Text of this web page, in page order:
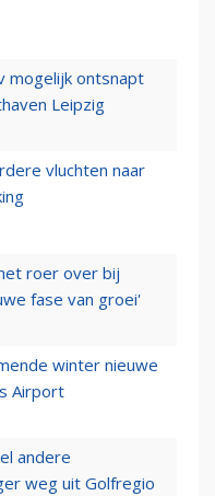
mogelijk ontsnapt
Leipzig
vluchten naar
roer over bij
fase van groei'
winter nieuwe
Airport
andere
weg uit Golfregio